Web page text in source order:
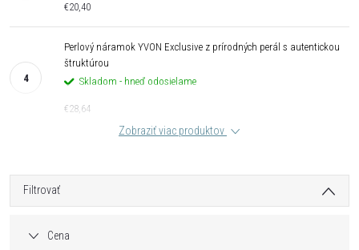
€20,40
Perlový náramok YVON Exclusive z prírodných perál s autentickou
štruktúrou
Skladom - hneď odosielame
€28,64
Zobraziť viac produktov
Filtrovať
Cena